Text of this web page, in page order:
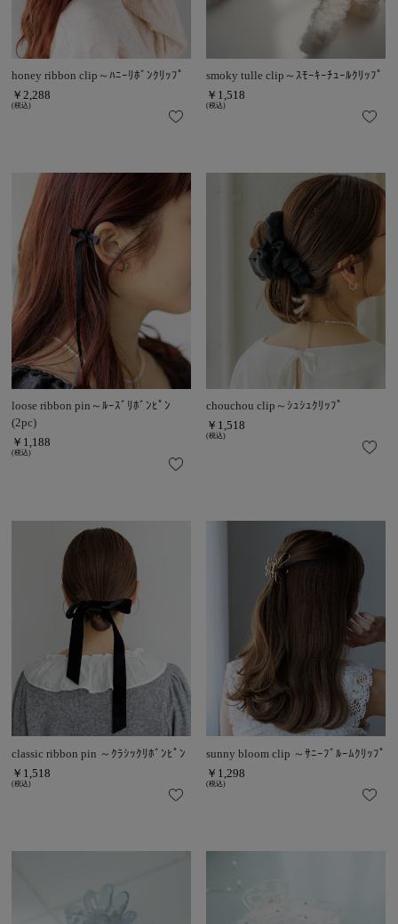
honey ribbon clip～ﾊﾆｰﾘﾎﾞﾝｸﾘｯﾌﾟ
￥2,288
(税込)
smoky tulle clip～ｽﾓｰｷｰﾁｭｰﾙｸﾘｯﾌﾟ
￥1,518
(税込)
loose ribbon pin～ﾙｰｽﾞﾘﾎﾞﾝﾋﾟﾝ
(2pc)
￥1,188
(税込)
chouchou clip～ｼｭｼｭｸﾘｯﾌﾟ
￥1,518
(税込)
classic ribbon pin ～ｸﾗｼｯｸﾘﾎﾞﾝﾋﾟﾝ
￥1,518
(税込)
sunny bloom clip ～ｻﾆｰﾌﾞﾙｰﾑｸﾘｯﾌﾟ
￥1,298
(税込)